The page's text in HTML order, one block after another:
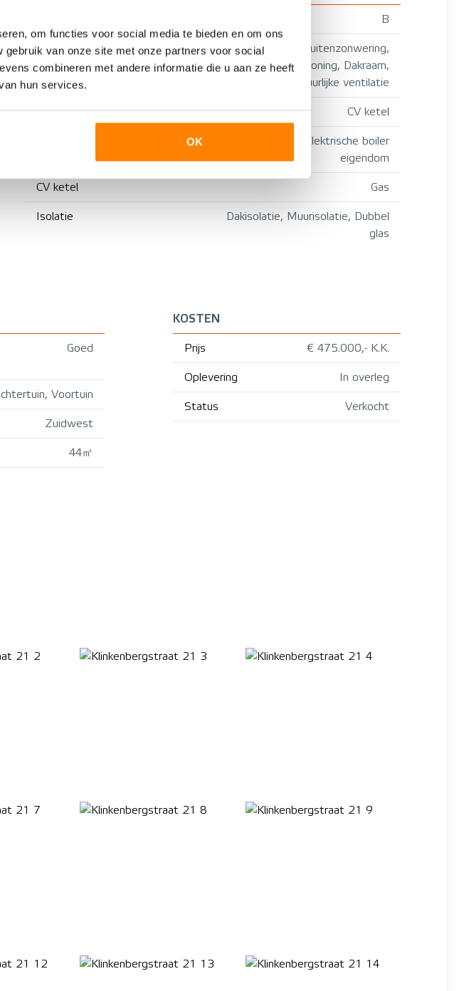
om functies voor social media te bieden en om ons
van onze site met onze partners voor social
combineren met andere informatie die u aan ze heeft
hun services.
OK
B
Voorzieningen
tv kabel, Buitenzonwering,
Airconditioning, Dakraam,
Natuurlijke ventilatie
CV ketel
CV ketel, Elektrische boiler
eigendom
CV ketel Gas
Isolatie
Dakisolatie, Muurisolatie, Dubbel
glas
Goed
Voortuin
Zuidwest
44㎡
KOSTEN
Prijs € 475.000,- K.K.
Oplevering In overleg
Status Verkocht